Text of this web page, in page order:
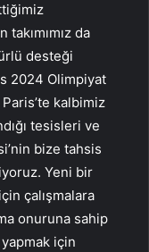
da
desteği
2024 Olimpiyat
Paris’te kalbimiz
tesisleri ve
bize tahsis
Yeni bir
çalışmalara
onuruna sahip
yapmak için